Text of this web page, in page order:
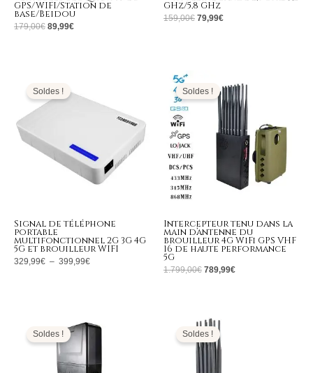
GPS/WIFI/Station de
base/Beidou
179,00€ 89,99€
GHz/5,8 GHz
159,00€ 79,99€
Soldes !
Signal de téléphone
portable
multifonctionnel 2G 3G 4G
5G et brouilleur WIFI
329,99€ – 399,99€
à
399,99€
Soldes !
Intercepteur tenu dans la
main d’antenne du
brouilleur 4G WiFi GPS VHF
16 de haute performance
5G
1.799,00€
initial
était :
1.799,00€.
789,99€
prix
actuel
est :
789,99€.
Soldes !
de
prix : Soldes !